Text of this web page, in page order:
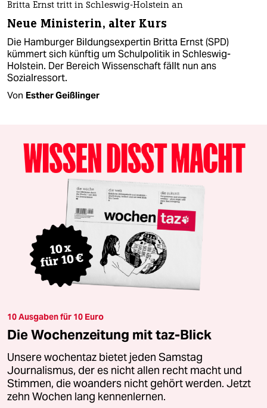
Britta Ernst tritt in Schleswig-Holstein an
Neue Ministerin, alter Kurs
Die Hamburger Bildungsexpertin Britta Ernst (SPD)
kümmert sich künftig um Schulpolitik in Schleswig-
Holstein. Der Bereich Wissenschaft fällt nun ans
Sozialressort.
Von Esther Geißlinger
10 Ausgaben für 10 Euro
Die Wochenzeitung mit taz-Blick
Unsere wochentaz bietet jeden Samstag
Journalismus, der es nicht allen recht macht und
Stimmen, die woanders nicht gehört werden. Jetzt
zehn Wochen lang kennenlernen.